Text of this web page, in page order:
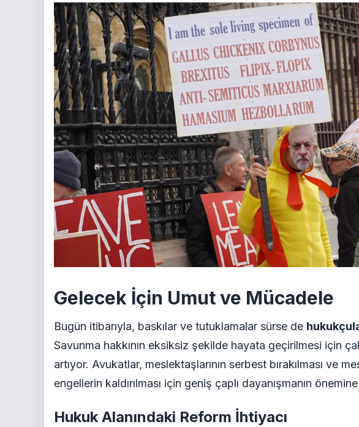
Gelecek İçin Umut ve Mücadele
Bugün itibarıyla, baskılar ve tutuklamalar sürse de
Savunma hakkının eksiksiz şekilde hayata geçirilmesi için
artıyor. Avukatlar, meslektaşlarının serbest bırakılması ve
engellerin kaldırılması için geniş çaplı dayanışmanın
Hukuk Alanındaki Reform İhtiyacı